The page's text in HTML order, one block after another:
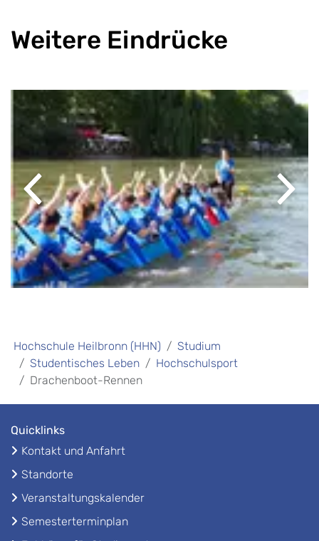
Weitere Eindrücke
Previous Next
Hochschule Heilbronn (HHN)
Studium
Studentisches Leben
Hochschulsport
Drachenboot-Rennen
Quicklinks
Kontakt und Anfahrt
Standorte
Veranstaltungskalender
Semesterterminplan